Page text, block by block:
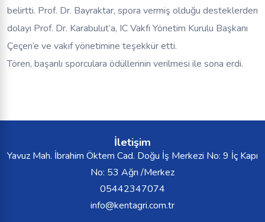
belirtti. Prof. Dr. Bayraktar, spora vermiş olduğu desteklerden
dolayı Prof. Dr. Karabulut’a, IC Vakfı Yönetim Kurulu Başkanı
Çeçen’e ve vakıf yönetimine teşekkür etti.
Tören, başarılı sporculara ödüllerinin verilmesi ile sona erdi.
İletişim
Yavuz Mah. İbrahim Öktem Cad. Doğu İş Merkezi No: 9 İç Kapı
No: 53 Ağrı /Merkez
05442347074
info@kentagri.com.tr